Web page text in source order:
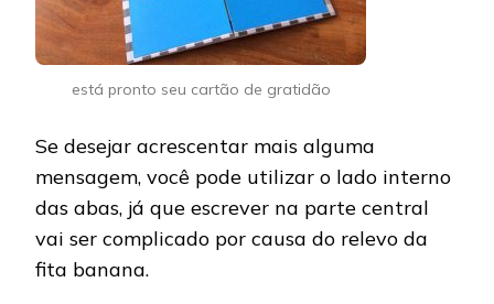
está pronto seu cartão de gratidão
Se desejar acrescentar mais alguma
mensagem, você pode utilizar o lado interno
das abas, já que escrever na parte central
vai ser complicado por causa do relevo da
fita banana.